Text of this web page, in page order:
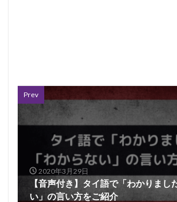
Prev
2020年3月29日
【音声付き】タイ語で「わかりまし
い」の言い方をご紹介